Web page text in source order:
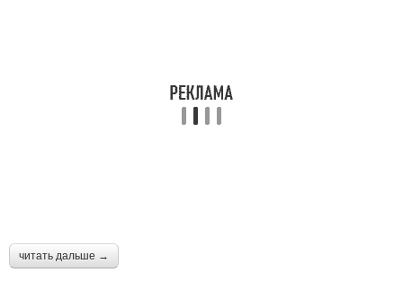
Платья с колготками
Колготок под черное
читать дальше →